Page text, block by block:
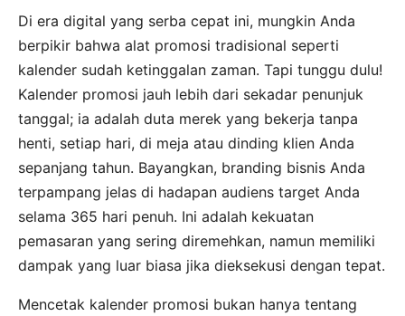
Di era digital yang serba cepat ini, mungkin Anda
berpikir bahwa alat promosi tradisional seperti
kalender sudah ketinggalan zaman. Tapi tunggu dulu!
Kalender promosi jauh lebih dari sekadar penunjuk
tanggal; ia adalah duta merek yang bekerja tanpa
henti, setiap hari, di meja atau dinding klien Anda
sepanjang tahun. Bayangkan, branding bisnis Anda
terpampang jelas di hadapan audiens target Anda
selama 365 hari penuh. Ini adalah kekuatan
pemasaran yang sering diremehkan, namun memiliki
dampak yang luar biasa jika dieksekusi dengan tepat.
Mencetak kalender promosi bukan hanya tentang